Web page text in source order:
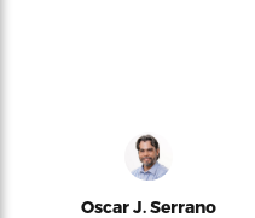
Oscar J. Serrano